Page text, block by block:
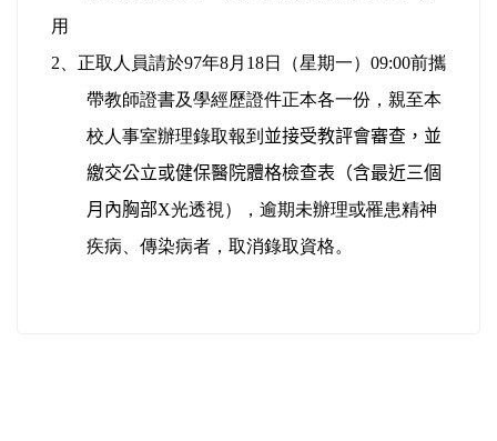
用
2、正取人員請於97年8月18日（星期一）09:00前攜
帶教師證書及學經歷證件正本各一份，親至本
校人事室辦理錄取報到 並接受教評會審查 ，並
繳交公立或健保醫院體格檢查表（含最近三個
月內胸部X光透視），逾期未辦理或罹患精神
疾病、傳染病者，取消錄取資格。